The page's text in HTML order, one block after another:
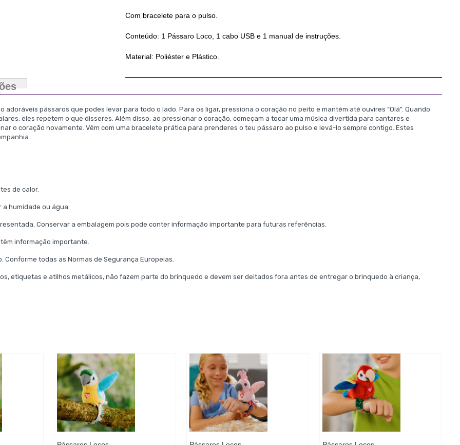
Com bracelete para o pulso.
Conteúdo: 1 Pássaro Loco, 1 cabo USB e 1 manual de instruções.
Material: Poliéster e Plástico.
pássaros que podes levar para todo o lado. Para os ligar, pressiona o coração no peito e mantém até ouvires “Olá”. Quando
eles repetem o que disseres. Além disso, ao pressionar o coração, começam a tocar uma música divertida para cantares e
o coração novamente. Vêm com uma bracelete prática para prenderes o teu pássaro ao pulso e levá-lo sempre contigo. Estes
de calor.
humidade ou água.
Conservar a embalagem pois pode conter informação importante para futuras referências.
informação importante.
Conforme todas as Normas de Segurança Europeias.
etiquetas e atilhos metálicos, não fazem parte do brinquedo e devem ser deitados fora antes de entregar o brinquedo à criança,